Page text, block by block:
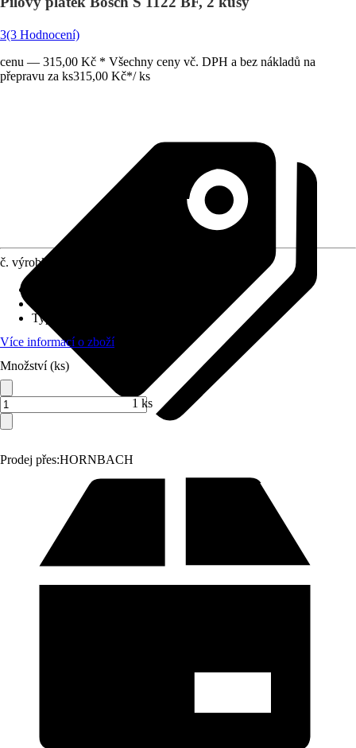
3(3 Hodnocení)
cenu — 315,00 Kč * Všechny ceny vč. DPH a bez nákladů na
přepravu za ks315,00 Kč*/ ks
Prodej přes:HORNBACH
č. výrobku
Typ řezu
Více informací o zboží
Množství (ks)
1 ks